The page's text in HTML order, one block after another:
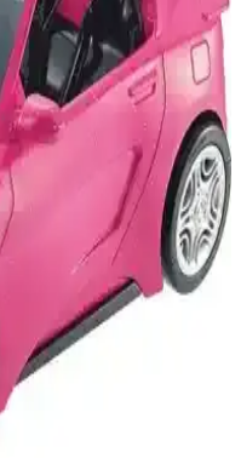
Gergedan ve Sürat
Canavar Taşıyıcı
ve kullanıcı yorumlarıyla
gücünü geliştiren eğlenceli
Spreyleri: Doğal
doğal aromalar ve uzun
ve kötü kokuları
Pratik ve Etkili